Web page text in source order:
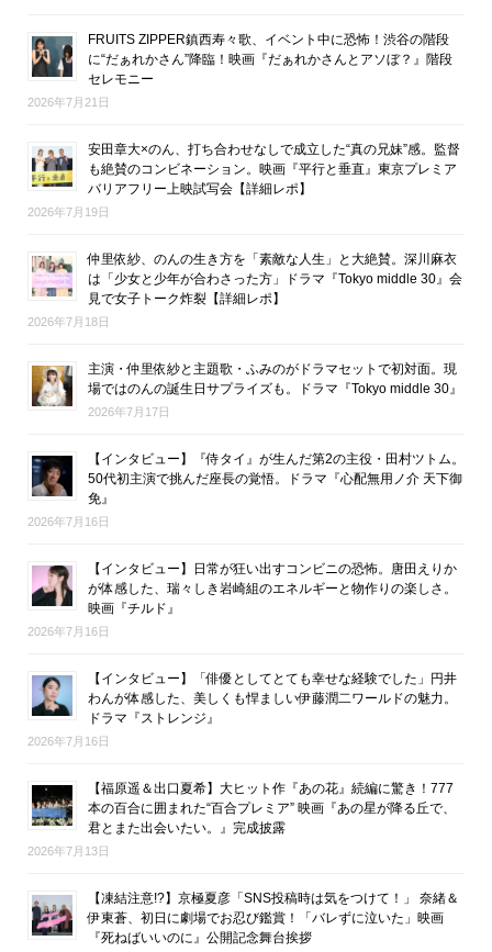
FRUITS ZIPPER鎮西寿々歌、イベント中に恐怖！渋谷の階段
に“だぁれかさん”降臨！映画『だぁれかさんとアソぼ？』階段
セレモニー
2026年7月21日
安田章大×のん、打ち合わせなしで成立した“真の兄妹”感。監督
も絶賛のコンビネーション。映画『平行と垂直』東京プレミア
バリアフリー上映試写会【詳細レポ】
2026年7月19日
仲里依紗、のんの生き方を「素敵な人生」と大絶賛。深川麻衣
は「少女と少年が合わさった方」ドラマ『Tokyo middle 30』会
見で女子トーク炸裂【詳細レポ】
2026年7月18日
主演・仲里依紗と主題歌・ふみのがドラマセットで初対面。現
場ではのんの誕生日サプライズも。ドラマ『Tokyo middle 30』
2026年7月17日
【インタビュー】『侍タイ』が生んだ第2の主役・田村ツトム。
50代初主演で挑んだ座長の覚悟。ドラマ『心配無用ノ介 天下御
免』
2026年7月16日
【インタビュー】日常が狂い出すコンビニの恐怖。唐田えりか
が体感した、瑞々しき岩崎組のエネルギーと物作りの楽しさ。
映画『チルド』
2026年7月16日
【インタビュー】「俳優としてとても幸せな経験でした」円井
わんが体感した、美しくも悍ましい伊藤潤二ワールドの魅力。
ドラマ『ストレンジ』
2026年7月16日
【福原遥＆出口夏希】大ヒット作『あの花』続編に驚き！777
本の百合に囲まれた“百合プレミア” 映画『あの星が降る丘で、
君とまた出会いたい。』完成披露
2026年7月13日
【凍結注意!?】京極夏彦「SNS投稿時は気をつけて！」 奈緒＆
伊東蒼、初日に劇場でお忍び鑑賞！「バレずに泣いた」映画
『死ねばいいのに』公開記念舞台挨拶